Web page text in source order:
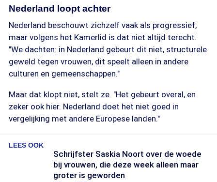
Nederland loopt achter
Nederland beschouwt zichzelf vaak als progressief,
maar volgens het Kamerlid is dat niet altijd terecht.
"We dachten: in Nederland gebeurt dit niet, structurele
geweld tegen vrouwen, dit speelt alleen in andere
culturen en gemeenschappen."
Maar dat klopt niet, stelt ze. "Het gebeurt overal, en
zeker ook hier. Nederland doet het niet goed in
vergelijking met andere Europese landen."
LEES OOK
Schrijfster Saskia Noort over de woede
bij vrouwen, die deze week alleen maar
groter is geworden